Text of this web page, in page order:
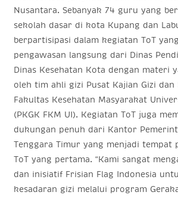
Nusantara. Sebanyak 74 guru yang
sekolah dasar di kota Kupang dan
berpartisipasi dalam kegiatan ToT
pengawasan langsung dari Dinas
Dinas Kesehatan Kota dengan materi
oleh tim ahli gizi Pusat Kajian Gizi dan
Fakultas Kesehatan Masyarakat
(PKGK FKM UI). Kegiatan ToT juga
dukungan penuh dari Kantor
Tenggara Timur yang menjadi tempat
ToT yang pertama. “Kami sangat
dan inisiatif Frisian Flag Indonesia
kesadaran gizi melalui program